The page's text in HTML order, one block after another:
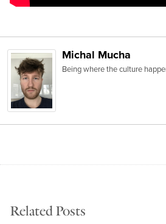
Michal Mucha
Being where the culture
Related Posts